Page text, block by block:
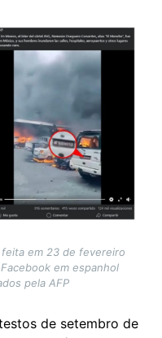
em 23 de fevereiro
em espanhol
pela AFP
de setembro de